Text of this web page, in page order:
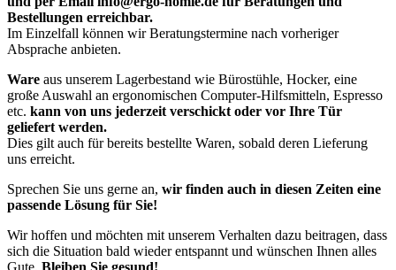
Bestellungen erreichbar.
Im Einzelfall können wir Beratungstermine nach vorheriger
Absprache anbieten.
Ware aus unserem Lagerbestand wie Bürostühle, Hocker, eine
große Auswahl an ergonomischen Computer-Hilfsmitteln, Espresso
etc. kann von uns jederzeit verschickt oder vor Ihre Tür
geliefert werden.
Dies gilt auch für bereits bestellte Waren, sobald deren Lieferung
uns erreicht.
Sprechen Sie uns gerne an, wir finden auch in diesen Zeiten eine
passende Lösung für Sie!
Wir hoffen und möchten mit unserem Verhalten dazu beitragen, dass
sich die Situation bald wieder entspannt und wünschen Ihnen alles